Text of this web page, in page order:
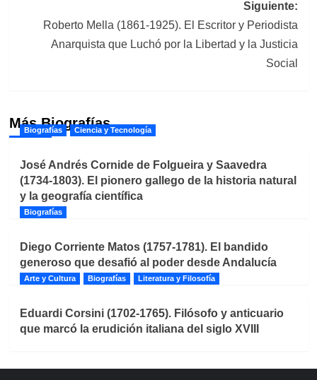
Siguiente:
Roberto Mella (1861-1925). El Escritor y Periodista
Anarquista que Luchó por la Libertad y la Justicia
Social
Más Biografías
Biografías Ciencia y Tecnología
José Andrés Cornide de Folgueira y Saavedra
(1734-1803). El pionero gallego de la historia natural
y la geografía científica
Biografías
Diego Corriente Matos (1757-1781). El bandido
generoso que desafió al poder desde Andalucía
Arte y Cultura Biografías Literatura y Filosofía
Eduardi Corsini (1702-1765). Filósofo y anticuario
que marcó la erudición italiana del siglo XVIII